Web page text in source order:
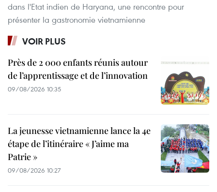
dans l'Etat indien de Haryana, une rencontre pour
présenter la gastronomie vietnamienne
VOIR PLUS
Près de 2 000 enfants réunis autour
de l’apprentissage et de l’innovation
09/08/2026 10:35
La jeunesse vietnamienne lance la 4e
étape de l’itinéraire « J’aime ma
Patrie »
09/08/2026 10:27